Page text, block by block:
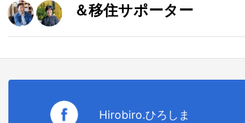
＆移住サポーター
Hirobiro.ひろしま